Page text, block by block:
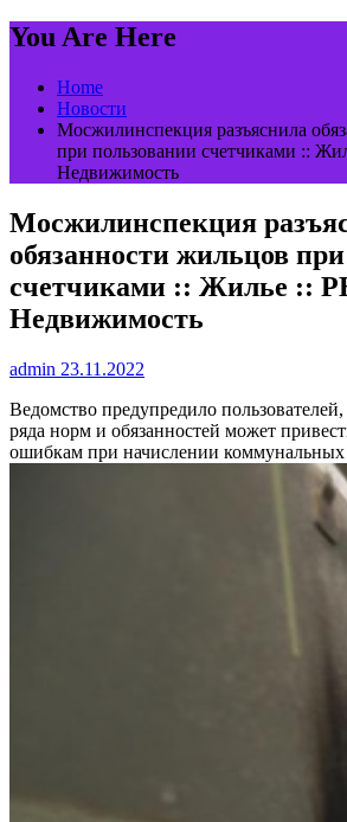
You Are Here
Home
Новости
Мосжилинспекция разъяснила
при пользовании счетчиками ::
Недвижимость
Мосжилинспекция
обязанности жильцов
счетчиками :: Жилье ::
Недвижимость
admin 23.11.2022
Ведомство предупредило
ряда норм и обязанностей может
ошибкам при начислении коммунальных